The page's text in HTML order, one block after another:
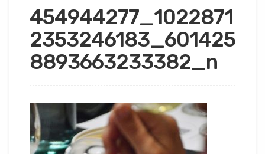
454944277_1022871
2353246183_601425
8893663233382_n